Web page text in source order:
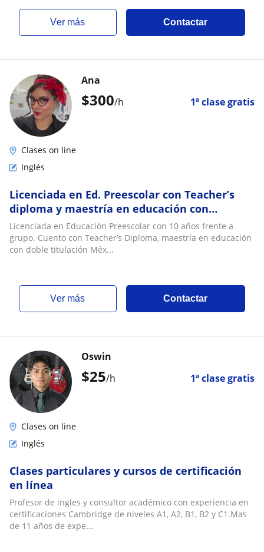
ver más Contactar
$300/h 1ª clase gratis
Ana
Clases on line
Inglés
Licenciada en Ed. Preescolar con Teacher’s
diploma y maestría en educación con
titulación México-EEUU
Licenciada en Educación Preescolar con 10 años frente a
grupo. Cuento con Teacher’s Diploma, maestría en educación
con doble titulación Méx...
ver más Contactar
$25/h 1ª clase gratis
Oswin
Clases on line
Inglés
Clases particulares y cursos de certificación
en línea
Profesor de ingles y consultor académico con experiencia en
certificaciones Cambridge de niveles A1, A2, B1, B2 y C1.Mas
de 11 años de expe...